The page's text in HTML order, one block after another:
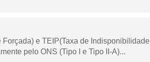
e TEIP(Taxa de Indisponibilidade
pelo ONS (Tipo I e Tipo II-A)...